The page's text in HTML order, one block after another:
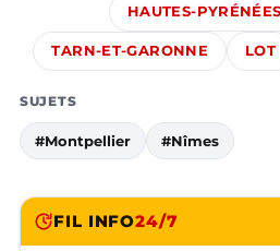
HAUTES-PYRÉNÉES
TARN-ET-GARONNE LOT
SUJETS
#Montpellier #Nîmes
FIL INFO24/7